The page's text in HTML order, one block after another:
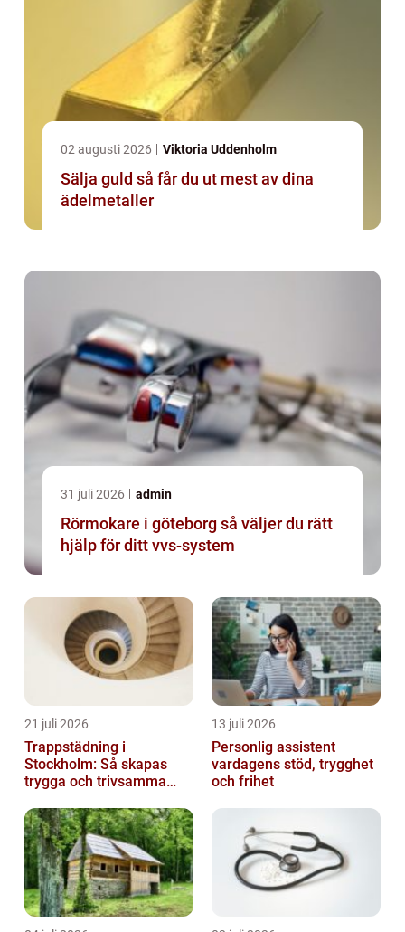
02 augusti 2026 Viktoria Uddenholm
Sälja guld så får du ut mest av dina
ädelmetaller
31 juli 2026 admin
Rörmokare i göteborg så väljer du rätt
hjälp för ditt vvs-system
21 juli 2026
Trappstädning i
Stockholm: Så skapas
trygga och trivsamma
13 juli 2026
Personlig assistent
vardagens stöd, trygghet
och frihet